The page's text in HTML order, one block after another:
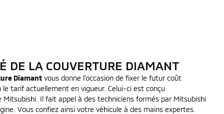
DE LA COUVERTURE DIAMANT
Diamant vous donne l’occasion de fixer le futur coût
le tarif actuellement en vigueur. Celui-ci est conçu
Il fait appel à des techniciens formés par Mitsubishi
Vous confiez ainsi votre véhicule à des mains expertes.